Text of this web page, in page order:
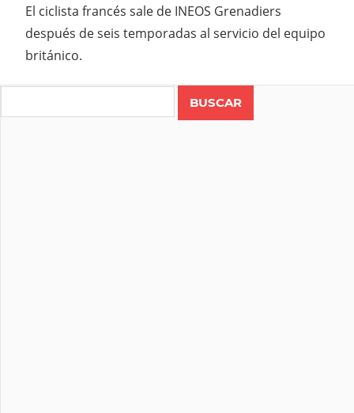
El ciclista francés sale de INEOS Grenadiers
después de seis temporadas al servicio del equipo
británico.